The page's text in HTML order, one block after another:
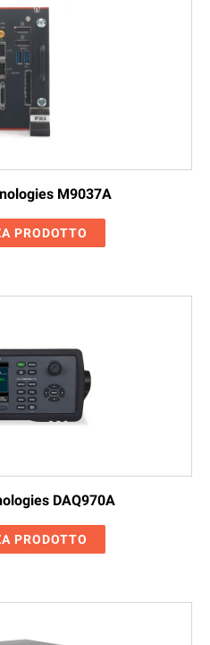
M9037A
PRODOTTO
DAQ970A
PRODOTTO